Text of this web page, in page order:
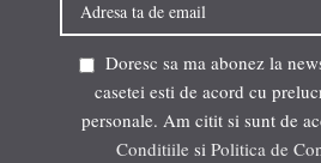
Doresc sa ma abonez la
casetei esti de acord cu
personale. Am citit si sunt de
Conditiile si Politica de